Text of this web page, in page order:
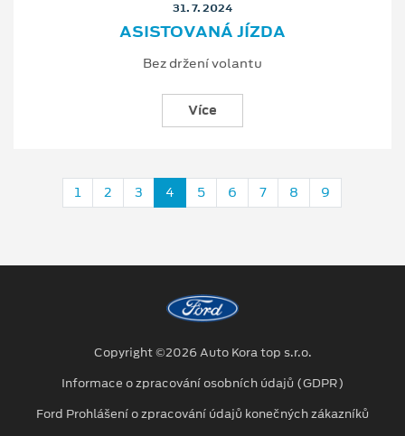
31. 7. 2024
ASISTOVANÁ JÍZDA
Bez držení volantu
Více
1 2 3 4 5 6 7 8 9
Copyright ©2026 Auto Kora top s.r.o.
Informace o zpracování osobních údajů (GDPR)
Ford Prohlášení o zpracování údajů konečných zákazníků